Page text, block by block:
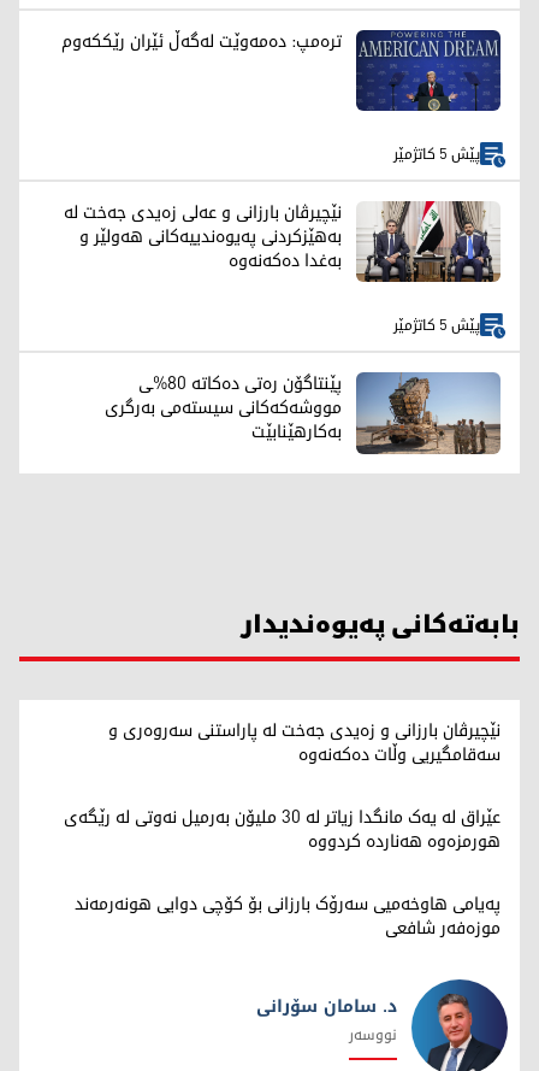
ترەمپ: دەمەوێت لەگەڵ ئێران رێککەوم
پێش 5 کاتژمێر
نێچیرڤان بارزانی و عەلی زەیدی جەخت لە
بەهێزکردنی پەیوەندییەکانی هەولێر و
بەغدا دەکەنەوە
پێش 5 کاتژمێر
پێنتاگۆن رەتی دەکاتە 80%ـی
مووشەکەکانی سیستەمی بەرگری
بەکارهێنابێت
بابەتەکانی پەیوەندیدار
نێچیرڤان بارزانی و زەیدی جەخت لە پاراستنی سەروەری و
سەقامگیریی وڵات دەکەنەوە
عێراق لە یەک مانگدا زیاتر لە 30 ملیۆن بەرمیل نەوتی لە رێگەی
هورمزەوە هەناردە کردووە
پەیامی هاوخەمیی سەرۆک بارزانی بۆ کۆچی دوایی هونەرمەند
موزەفەر شافعی
د. سامان سۆرانی
نووسەر